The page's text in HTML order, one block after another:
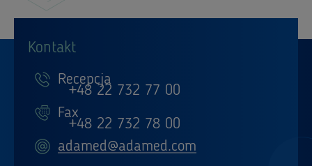
Kontakt
Recepcja
+48 22 732 77 00
Fax
+48 22 732 78 00
adamed@adamed.com